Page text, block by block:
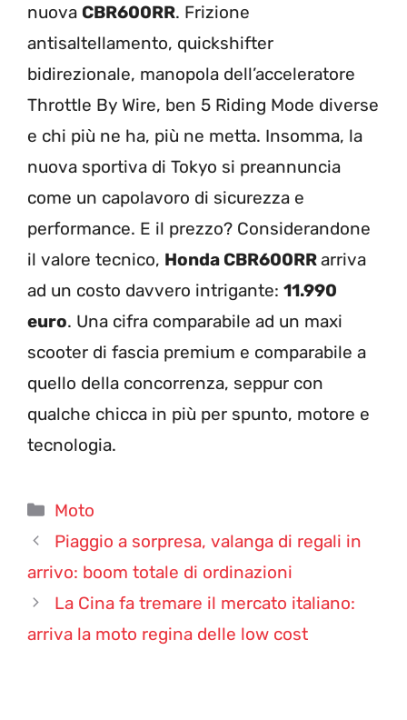
nuova CBR600RR. Frizione
antisaltellamento, quickshifter
bidirezionale, manopola dell’acceleratore
Throttle By Wire, ben 5 Riding Mode diverse
e chi più ne ha, più ne metta. Insomma, la
nuova sportiva di Tokyo si preannuncia
come un capolavoro di sicurezza e
performance. E il prezzo? Considerandone
il valore tecnico, Honda CBR600RRarriva
ad un costo davvero intrigante: 11.990
euro. Una cifra comparabile ad un maxi
scooter di fascia premium e comparabile a
quello della concorrenza, seppur con
qualche chicca in più per spunto, motore e
tecnologia.
Categorie
Moto
Piaggio a sorpresa, valanga di regali in
arrivo: boom totale di ordinazioni
La Cina fa tremare il mercato italiano:
arriva la moto regina delle low cost